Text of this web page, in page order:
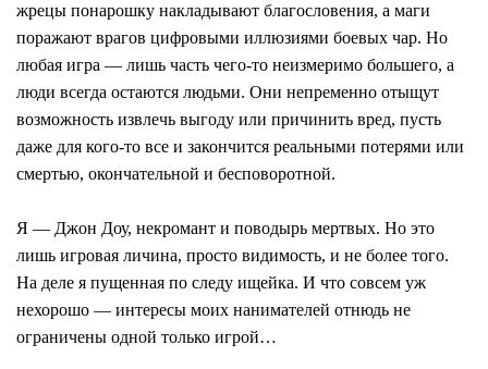
жрецы понарошку накладывают благословения, а маги
поражают врагов цифровыми иллюзиями боевых чар. Но
любая игра — лишь часть чего-то неизмеримо большего, а
люди всегда остаются людьми. Они непременно отыщут
возможность извлечь выгоду или причинить вред, пусть
даже для кого-то все и закончится реальными потерями или
смертью, окончательной и бесповоротной.
Я — Джон Доу, некромант и поводырь мертвых. Но это
лишь игровая личина, просто видимость, и не более того.
На деле я пущенная по следу ищейка. И что совсем уж
нехорошо — интересы моих нанимателей отнюдь не
ограничены одной только игрой…